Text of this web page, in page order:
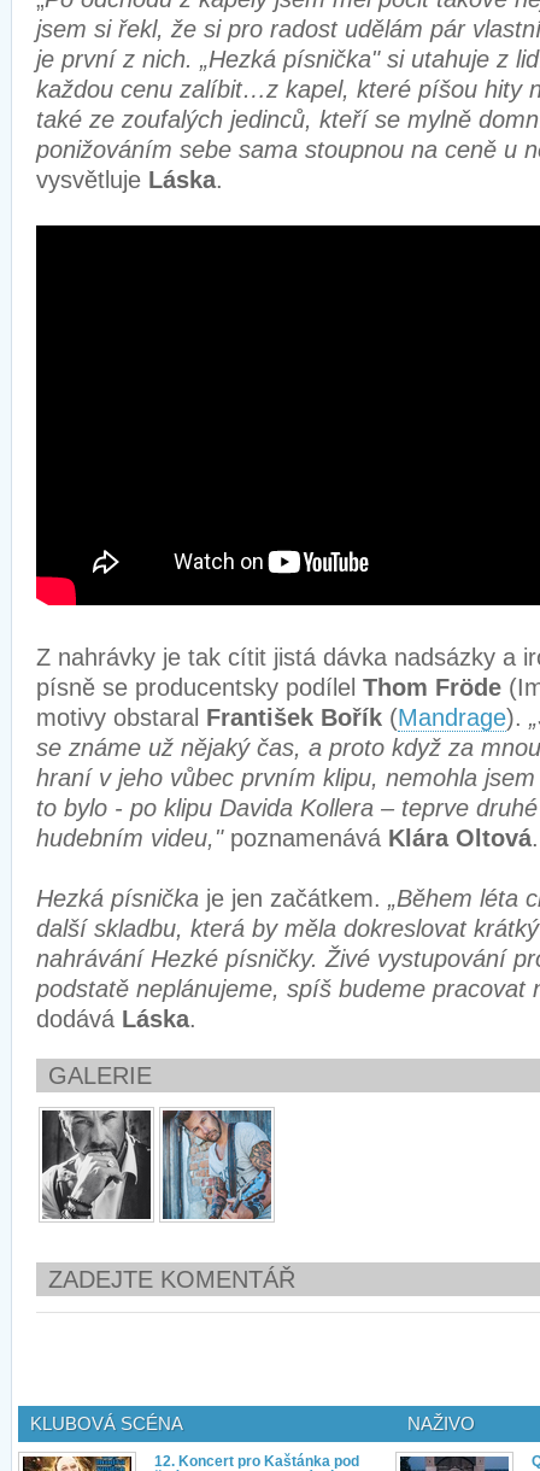
jsem si řekl, že si pro radost udělám pár
je první z nich. „Hezká písnička" si utahuje z
každou cenu zalíbit…z kapel, které píšou hity
také ze zoufalých jedinců, kteří se mylně
ponižováním sebe sama stoupnou na ceně u
vysvětluje Láska.
Z nahrávky je tak cítit jistá dávka nadsázky a
písně se producentsky podílel Thom Fröde
motivy obstaral František Bořík (Mandrage).
se známe už nějaký čas, a proto když za
hraní v jeho vůbec prvním klipu, nemohla
to bylo - po klipu Davida Kollera – teprve
hudebním videu,"poznamenává Klára Oltová.
Hezká písnička je jen začátkem. „Během léta
další skladbu, která by měla dokreslovat
nahrávání Hezké písničky. Živé vystupování
podstatě neplánujeme, spíš budeme pracovat
dodává Láska.
GALERIE
ZADEJTE KOMENTÁŘ
KLUBOVÁ SCÉNA
12. Koncert pro Kaštánka pod
NAŽIVO